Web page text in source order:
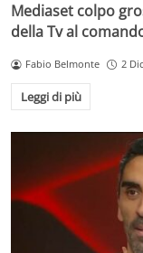
Mediaset colpo
della Tv al
Fabio Belmonte 2
Leggi di più